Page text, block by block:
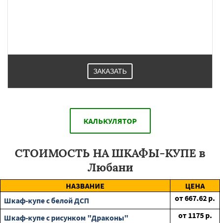
ЗАКАЗАТЬ
КАЛЬКУЛЯТОР
СТОИМОСТЬ НА ШКАФЫ-КУПЕ в
Любани
НАЗВАНИЕ
ЦЕНА
Шкаф-купе с белой ДСП
от667.62 р.
Шкаф-купе с рисунком "Драконы"
от 1175 р.